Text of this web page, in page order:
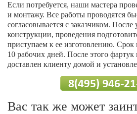
Если потребуется, наши мастера
и монтажу. Все работы проводятся
согласовывается с заказчиком. После
конструкции, проведения
приступаем к ее изготовлению.
10 рабочих дней. После этого фартук
доставлен клиенту домой и
Вас так же может